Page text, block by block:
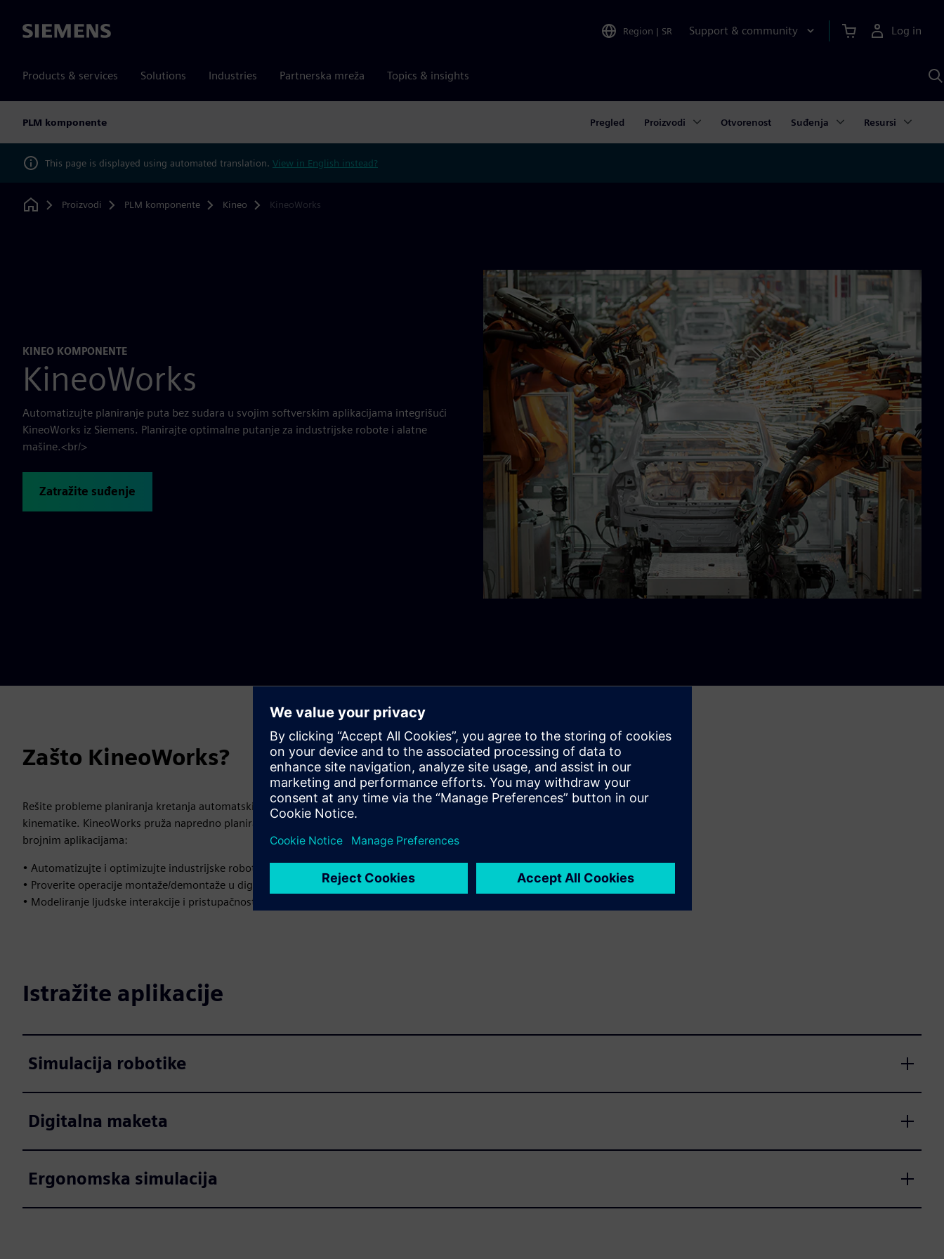
Siemens Region | SR Support & community Log in
Products & services Solutions Industries Partnerska mreža Topics & insights
PLM komponente Pregled Proizvodi Otvorenost Suđenja Resursi
This page is displayed using automated translation. View in English instead?
Home
Proizvodi PLM komponente Kineo KineoWorks
KINEO KOMPONENTE
KineoWorks
Automatizujte planiranje puta bez sudara u svojim softverskim aplikacijama integrišući
KineoWorks iz Siemens. Planirajte optimalne putanje za industrijske robote i alatne
mašine.<br/>
Zatražite suđenje
Zašto KineoWorks?
Rešite probleme planiranja kretanja automatskim računanjem optimizovanih putanja bez sudara za bilo koji sistem
kinematike. KineoWorks pruža napredno planiranje putanje za industrijske sisteme simulacije i upravljanja kretanjem sa
brojnim aplikacijama:
• Automatizujte i optimizujte industrijske robote i alatne mašine
• Proverite operacije montaže/demontaže u digitalnoj maketi
• Modeliranje ljudske interakcije i pristupačnosti
Istražite aplikacije
Simulacija robotike
Digitalna maketa
Ergonomska simulacija